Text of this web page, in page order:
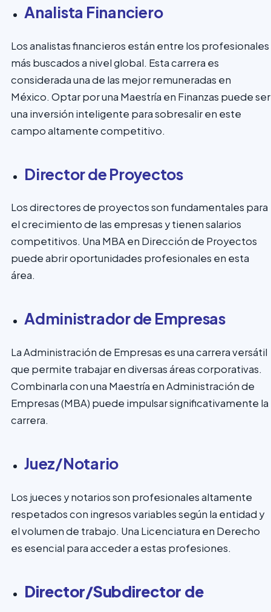
Analista Financiero
Los analistas financieros están entre los profesionales
más buscados a nivel global. Esta carrera es
considerada una de las mejor remuneradas en
México. Optar por una Maestría en Finanzas puede ser
una inversión inteligente para sobresalir en este
campo altamente competitivo.
Director de Proyectos
Los directores de proyectos son fundamentales para
el crecimiento de las empresas y tienen salarios
competitivos. Una MBA en Dirección de Proyectos
puede abrir oportunidades profesionales en esta
área.
Administrador de Empresas
La Administración de Empresas es una carrera versátil
que permite trabajar en diversas áreas corporativas.
Combinarla con una Maestría en Administración de
Empresas (MBA) puede impulsar significativamente la
carrera.
Juez/Notario
Los jueces y notarios son profesionales altamente
respetados con ingresos variables según la entidad y
el volumen de trabajo. Una Licenciatura en Derecho
es esencial para acceder a estas profesiones.
Director/Subdirector de